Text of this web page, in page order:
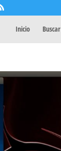
Inicio Buscar